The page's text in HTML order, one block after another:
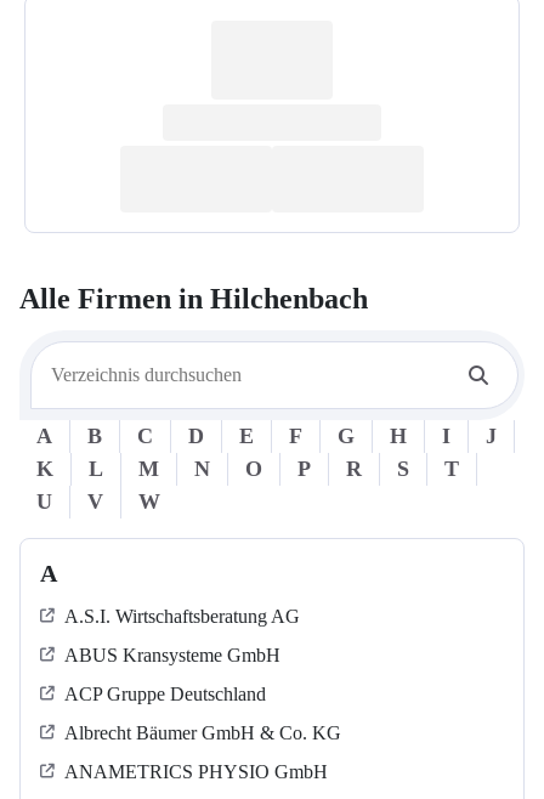
Alle Firmen in Hilchenbach
A B C D E F G H I
J
K
L M N O P R S
T
U
V W
A
A.S.I. Wirtschaftsberatung AG
ABUS Kransysteme GmbH
ACP Gruppe Deutschland
Albrecht Bäumer GmbH & Co. KG
ANAMETRICS PHYSIO GmbH